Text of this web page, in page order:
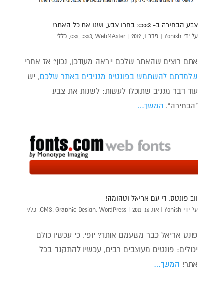
צבע הבחירה ב- css3: בחרו צבע, ושנו את כל האתר!
על ידי Yonish
| פבר 1, 2012 |
css ,css3 ,WebMAster
, כללי
אתם רוצים שהאתר שלכם ייראה מעודכן, נכון? אז אחרי
שלמדתם להשתמש בפונטים מגניבים באתר שלכם, יש
עוד דבר מגניב שתוכלו לעשות: לשנות את צבע
"הבחירה". המשך…
ווב פונטס. די עם אריאל וטהומה!
על ידי Yonish
| אוג 16, 2011 |
CMS ,Graphic Design ,WordPress כללי
פונט אריאל כבר משעמם אותך? יופי, כי עכשיו כולם
יכולים: פונטים מעוצבים רבים, עכשיו להתקנה בכל
אתר! המשך…